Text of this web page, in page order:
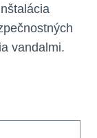
vandalmi.